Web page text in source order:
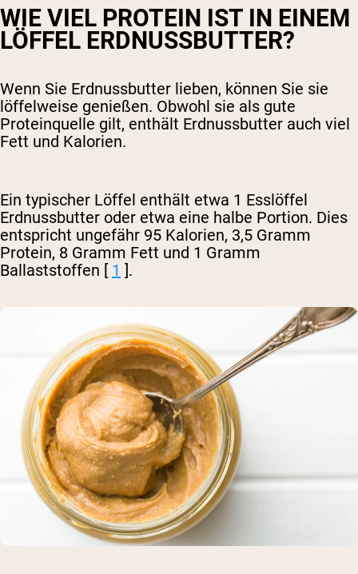
WIE VIEL PROTEIN IST IN EINEM
LÖFFEL ERDNUSSBUTTER?
Wenn Sie Erdnussbutter lieben, können Sie sie
löffelweise genießen. Obwohl sie als gute
Proteinquelle gilt, enthält Erdnussbutter auch viel
Fett und Kalorien.
Ein typischer Löffel enthält etwa 1 Esslöffel
Erdnussbutter oder etwa eine halbe Portion. Dies
entspricht ungefähr 95 Kalorien, 3,5 Gramm
Protein, 8 Gramm Fett und 1 Gramm
Ballaststoffen [ 1 ].